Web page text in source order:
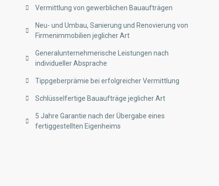
Vermittlung von gewerblichen Bauaufträgen
Neu- und Umbau, Sanierung und Renovierung von
Firmenimmobilien jeglicher Art
Generalunternehmerische Leistungen nach
individueller Absprache
Tippgeberprämie bei erfolgreicher Vermittlung
Schlüsselfertige Bauaufträge jeglicher Art
5 Jahre Garantie nach der Übergabe eines
fertiggestellten Eigenheims